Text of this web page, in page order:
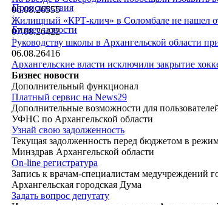
Происшествия
|
Бизнес новости
|
06.08.26555
Жилищный «КРТ-клич» в Соломбале не нашел
07.08.26422
Руководству школы в Архангельской области
06.08.26416
Архангельские власти исключили закрытие
Бизнес новости
Дополнительный функционал
Платный сервис на News29
Дополнительные возможности для
УФНС по Архангельской области
Узнай свою задолженность
Текущая задолженность перед бюджетом в
Минздрав Архангельской области
On-line регистратура
Запись к врачам-специалистам медучреждений
Архангельская городская Дума
Задать вопрос депутату